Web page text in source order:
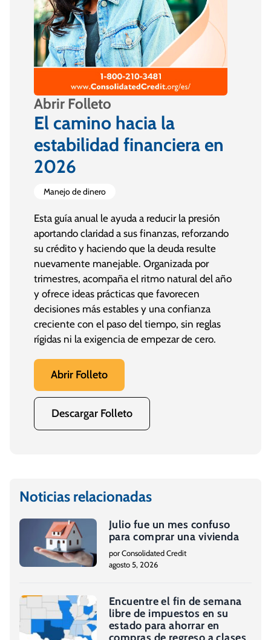
Abrir Folleto
El camino hacia la
estabilidad financiera en
2026
Manejo de dinero
Esta guía anual le ayuda a reducir la presión
aportando claridad a sus finanzas, reforzando
su crédito y haciendo que la deuda resulte
nuevamente manejable. Organizada por
trimestres, acompaña el ritmo natural del año
y ofrece ideas prácticas que favorecen
decisiones más estables y una confianza
creciente con el paso del tiempo, sin reglas
rígidas ni la exigencia de empezar de cero.
Abrir Folleto
Descargar Folleto
Noticias relacionadas
Julio fue un mes confuso
para comprar una vivienda
por Consolidated Credit
agosto 5, 2026
Encuentre el fin de semana
libre de impuestos en su
estado para ahorrar en